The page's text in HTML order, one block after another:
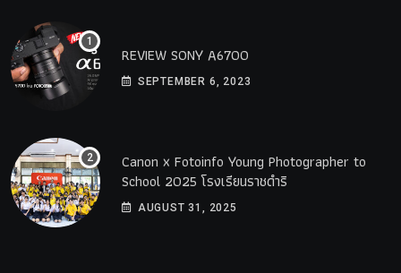
REVIEW SONY A6700
SEPTEMBER 6, 2023
Canon x Fotoinfo​ Young​ Photographer to
School 2025 โรงเรียนราชดำริ
AUGUST 31, 2025